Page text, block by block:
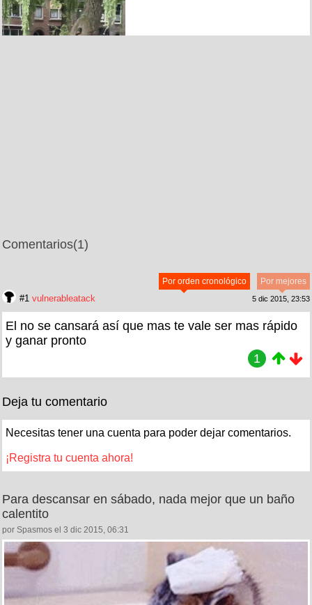
Comentarios(1)
Por mejores
Por orden cronológico
#1 vulnerableatack 5 dic 2015, 23:53
El no se cansará así que mas te vale ser mas rápido
y ganar pronto
1
Deja tu comentario
Necesitas tener una cuenta para poder dejar comentarios.
¡Registra tu cuenta ahora!
Para descansar en sábado, nada mejor que un baño
calentito
por Spasmos el 3 dic 2015, 06:31